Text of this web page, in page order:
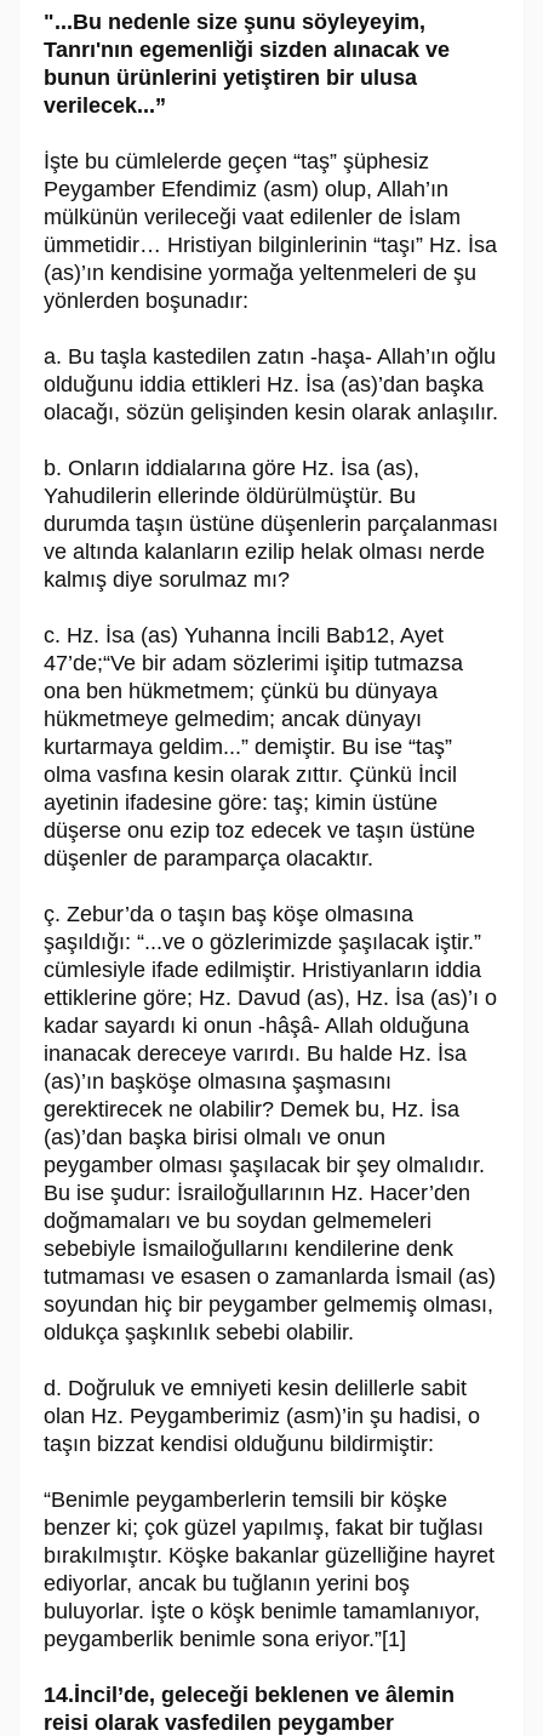
"...Bu nedenle size şunu söyleyeyim,
Tanrı'nın egemenliği sizden alınacak ve
bunun ürünlerini yetiştiren bir ulusa
verilecek...”
İşte bu cümlelerde geçen “taş” şüphesiz
Peygamber Efendimiz (asm) olup, Allah’ın
mülkünün verileceği vaat edilenler de İslam
ümmetidir… Hristiyan bilginlerinin “taşı” Hz. İsa
(as)’ın kendisine yormağa yeltenmeleri de şu
yönlerden boşunadır:
a. Bu taşla kastedilen zatın -haşa- Allah’ın oğlu
olduğunu iddia ettikleri Hz. İsa (as)’dan başka
olacağı, sözün gelişinden kesin olarak anlaşılır.
b. Onların iddialarına göre Hz. İsa (as),
Yahudilerin ellerinde öldürülmüştür. Bu
durumda taşın üstüne düşenlerin parçalanması
ve altında kalanların ezilip helak olması nerde
kalmış diye sorulmaz mı?
c. Hz. İsa (as) Yuhanna İncili Bab12, Ayet
47’de;“Ve bir adam sözlerimi işitip tutmazsa
ona ben hükmetmem; çünkü bu dünyaya
hükmetmeye gelmedim; ancak dünyayı
kurtarmaya geldim...” demiştir. Bu ise “taş”
olma vasfına kesin olarak zıttır. Çünkü İncil
ayetinin ifadesine göre: taş; kimin üstüne
düşerse onu ezip toz edecek ve taşın üstüne
düşenler de paramparça olacaktır.
ç. Zebur’da o taşın baş köşe olmasına
şaşıldığı: “...ve o gözlerimizde şaşılacak iştir.”
cümlesiyle ifade edilmiştir. Hristiyanların iddia
ettiklerine göre; Hz. Davud (as), Hz. İsa (as)’ı o
kadar sayardı ki onun -hâşâ- Allah olduğuna
inanacak dereceye varırdı. Bu halde Hz. İsa
(as)’ın başköşe olmasına şaşmasını
gerektirecek ne olabilir? Demek bu, Hz. İsa
(as)’dan başka birisi olmalı ve onun
peygamber olması şaşılacak bir şey olmalıdır.
Bu ise şudur: İsrailoğullarının Hz. Hacer’den
doğmamaları ve bu soydan gelmemeleri
sebebiyle İsmailoğullarını kendilerine denk
tutmaması ve esasen o zamanlarda İsmail (as)
soyundan hiç bir peygamber gelmemiş olması,
oldukça şaşkınlık sebebi olabilir.
d. Doğruluk ve emniyeti kesin delillerle sabit
olan Hz. Peygamberimiz (asm)’in şu hadisi, o
taşın bizzat kendisi olduğunu bildirmiştir:
“Benimle peygamberlerin temsili bir köşke
benzer ki; çok güzel yapılmış, fakat bir tuğlası
bırakılmıştır. Köşke bakanlar güzelliğine hayret
ediyorlar, ancak bu tuğlanın yerini boş
buluyorlar. İşte o köşk benimle tamamlanıyor,
peygamberlik benimle sona eriyor.”[1]
14.İncil’de, geleceği beklenen ve âlemin
reisi olarak vasfedilen peygamber